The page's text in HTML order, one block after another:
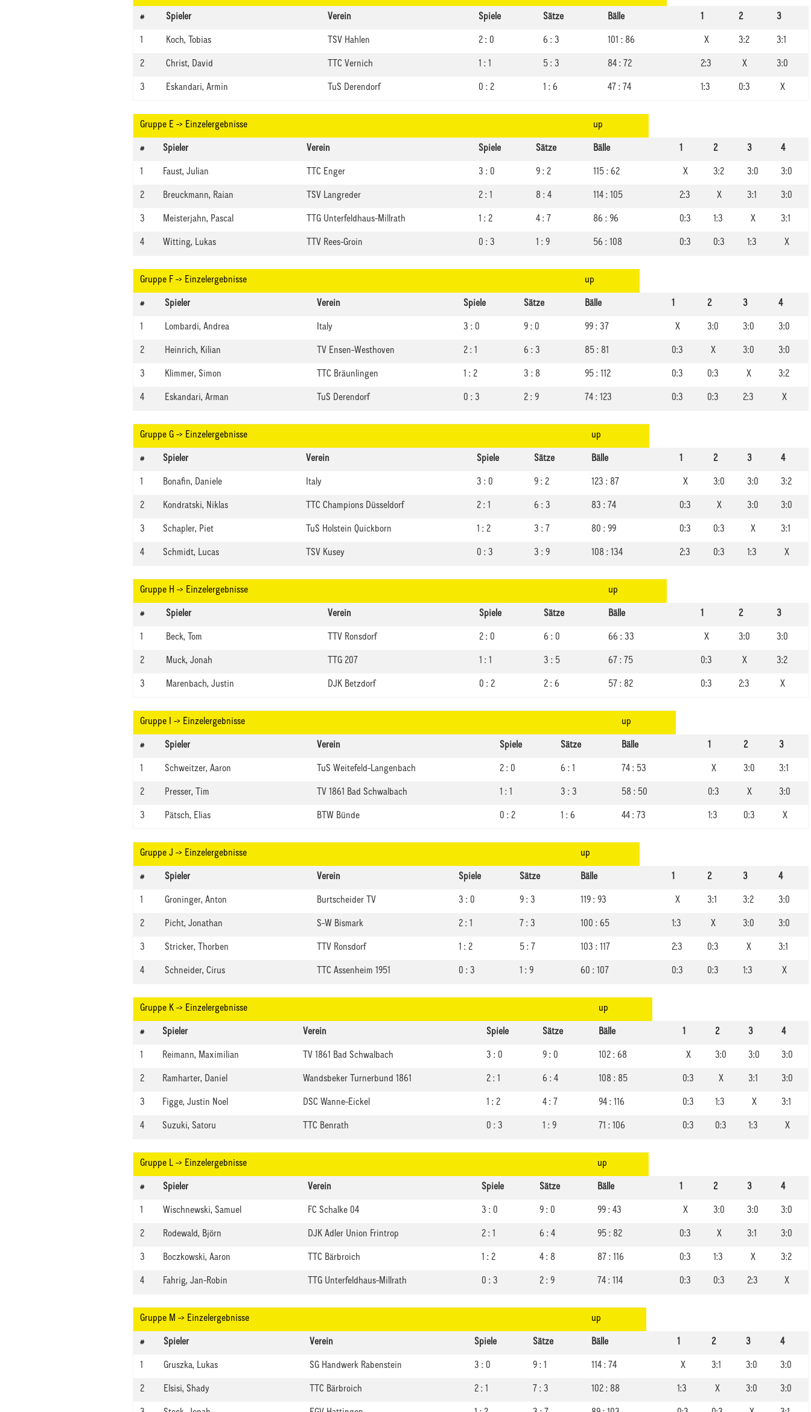
# Spieler Verein Spiele Sätze Bälle 1 2 3
1 Koch, Tobias TSV Hahlen 2 : 0 6 : 3 101 : 86 X 3:2 3:1
2 Christ, David TTC Vernich 1 : 1 5 : 3 84 : 72 2:3 X 3:0
3 Eskandari, Armin TuS Derendorf 0 : 2 1 : 6 47 : 74 1:3 0:3 X
Gruppe E -> Einzelergebnisse up
# Spieler Verein Spiele Sätze Bälle 1 2 3 4
1 Faust, Julian TTC Enger 3 : 0 9 : 2 115 : 62 X 3:2 3:0 3:0
2 Breuckmann, Raian TSV Langreder 2 : 1 8 : 4 114 : 105 2:3 X 3:1 3:0
3 Meisterjahn, Pascal TTG Unterfeldhaus-Millrath 1 : 2 4 : 7 86 : 96 0:3 1:3 X 3:1
4 Witting, Lukas TTV Rees-Groin 0 : 3 1 : 9 56 : 108 0:3 0:3 1:3 X
Gruppe F -> Einzelergebnisse up
# Spieler Verein Spiele Sätze Bälle 1 2 3 4
1 Lombardi, Andrea Italy 3 : 0 9 : 0 99 : 37 X 3:0 3:0 3:0
2 Heinrich, Kilian TV Ensen-Westhoven 2 : 1 6 : 3 85 : 81 0:3 X 3:0 3:0
3 Klimmer, Simon TTC Bräunlingen 1 : 2 3 : 8 95 : 112 0:3 0:3 X 3:2
4 Eskandari, Arman TuS Derendorf 0 : 3 2 : 9 74 : 123 0:3 0:3 2:3 X
Gruppe G -> Einzelergebnisse up
# Spieler Verein Spiele Sätze Bälle 1 2 3 4
1 Bonafin, Daniele Italy 3 : 0 9 : 2 123 : 87 X 3:0 3:0 3:2
2 Kondratski, Niklas TTC Champions Düsseldorf 2 : 1 6 : 3 83 : 74 0:3 X 3:0 3:0
3 Schapler, Piet TuS Holstein Quickborn 1 : 2 3 : 7 80 : 99 0:3 0:3 X 3:1
4 Schmidt, Lucas TSV Kusey 0 : 3 3 : 9 108 : 134 2:3 0:3 1:3 X
Gruppe H -> Einzelergebnisse up
# Spieler Verein Spiele Sätze Bälle 1 2 3
1 Beck, Tom TTV Ronsdorf 2 : 0 6 : 0 66 : 33 X 3:0 3:0
2 Muck, Jonah TTG 207 1 : 1 3 : 5 67 : 75 0:3 X 3:2
3 Marenbach, Justin DJK Betzdorf 0 : 2 2 : 6 57 : 82 0:3 2:3 X
Gruppe I -> Einzelergebnisse up
# Spieler Verein Spiele Sätze Bälle 1 2 3
1 Schweitzer, Aaron TuS Weitefeld-Langenbach 2 : 0 6 : 1 74 : 53 X 3:0 3:1
2 Presser, Tim TV 1861 Bad Schwalbach 1 : 1 3 : 3 58 : 50 0:3 X 3:0
3 Pätsch, Elias BTW Bünde 0 : 2 1 : 6 44 : 73 1:3 0:3 X
Gruppe J -> Einzelergebnisse up
# Spieler Verein Spiele Sätze Bälle 1 2 3 4
1 Groninger, Anton Burtscheider TV 3 : 0 9 : 3 119 : 93 X 3:1 3:2 3:0
2 Picht, Jonathan S-W Bismark 2 : 1 7 : 3 100 : 65 1:3 X 3:0 3:0
3 Stricker, Thorben TTV Ronsdorf 1 : 2 5 : 7 103 : 117 2:3 0:3 X 3:1
4 Schneider, Cirus TTC Assenheim 1951 0 : 3 1 : 9 60 : 107 0:3 0:3 1:3 X
Gruppe K -> Einzelergebnisse up
# Spieler Verein Spiele Sätze Bälle 1 2 3 4
1 Reimann, Maximilian TV 1861 Bad Schwalbach 3 : 0 9 : 0 102 : 68 X 3:0 3:0 3:0
2 Ramharter, Daniel Wandsbeker Turnerbund 1861 2 : 1 6 : 4 108 : 85 0:3 X 3:1 3:0
3 Figge, Justin Noel DSC Wanne-Eickel 1 : 2 4 : 7 94 : 116 0:3 1:3 X 3:1
4 Suzuki, Satoru TTC Benrath 0 : 3 1 : 9 71 : 106 0:3 0:3 1:3 X
Gruppe L -> Einzelergebnisse up
# Spieler Verein Spiele Sätze Bälle 1 2 3 4
1 Wischnewski, Samuel FC Schalke 04 3 : 0 9 : 0 99 : 43 X 3:0 3:0 3:0
2 Rodewald, Björn DJK Adler Union Frintrop 2 : 1 6 : 4 95 : 82 0:3 X 3:1 3:0
3 Boczkowski, Aaron TTC Bärbroich 1 : 2 4 : 8 87 : 116 0:3 1:3 X 3:2
4 Fahrig, Jan-Robin TTG Unterfeldhaus-Millrath 0 : 3 2 : 9 74 : 114 0:3 0:3 2:3 X
Gruppe M -> Einzelergebnisse up
# Spieler Verein Spiele Sätze Bälle 1 2 3 4
1 Gruszka, Lukas SG Handwerk Rabenstein 3 : 0 9 : 1 114 : 74 X 3:1 3:0 3:0
2 Elsisi, Shady TTC Bärbroich 2 : 1 7 : 3 102 : 88 1:3 X 3:0 3:0